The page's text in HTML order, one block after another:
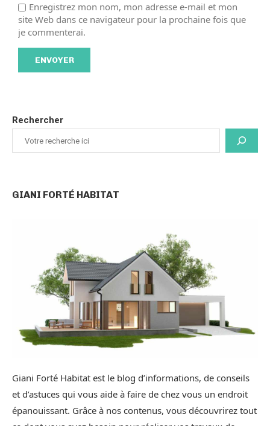
Enregistrez mon nom, mon adresse e-mail et mon
site Web dans ce navigateur pour la prochaine fois que
je commenterai.
Rechercher
GIANI FORTÉ HABITAT
Giani Forté Habitat est le blog d’informations, de conseils
et d’astuces qui vous aide à faire de chez vous un endroit
épanouissant. Grâce à nos contenus, vous découvrirez tout